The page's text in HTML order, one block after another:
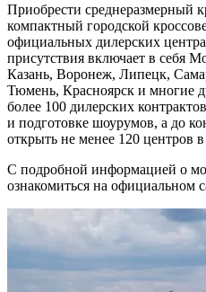
Приобрести среднеразмерный
компактный городской
официальных дилерских
присутствия включает в себя
Казань, Воронеж, Липецк,
Тюмень, Красноярск и многие
более 100 дилерских
и подготовке шоурумов, а до
открыть не менее 120 центров
С подробной информацией о
ознакомиться на официальном